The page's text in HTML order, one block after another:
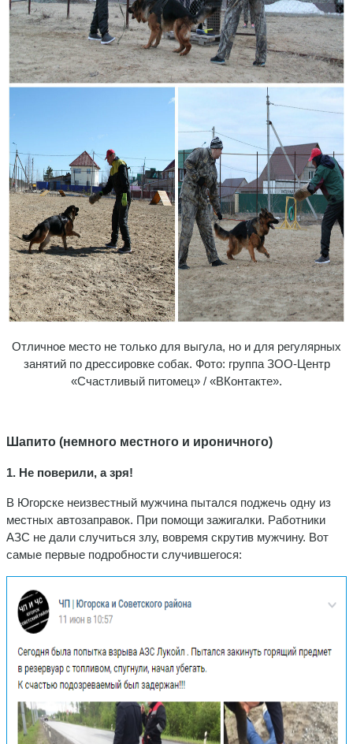
Отличное место не только для выгула, но и для регулярных
занятий по дрессировке собак. Фото: группа ЗОО-Центр
«Счастливый питомец» / «ВКонтакте».
Шапито (немного местного и ироничного)
1. Не поверили, а зря!
В Югорске неизвестный мужчина пытался поджечь одну из
местных автозаправок. При помощи зажигалки. Работники
АЗС не дали случиться злу, вовремя скрутив мужчину. Вот
самые первые подробности случившегося: